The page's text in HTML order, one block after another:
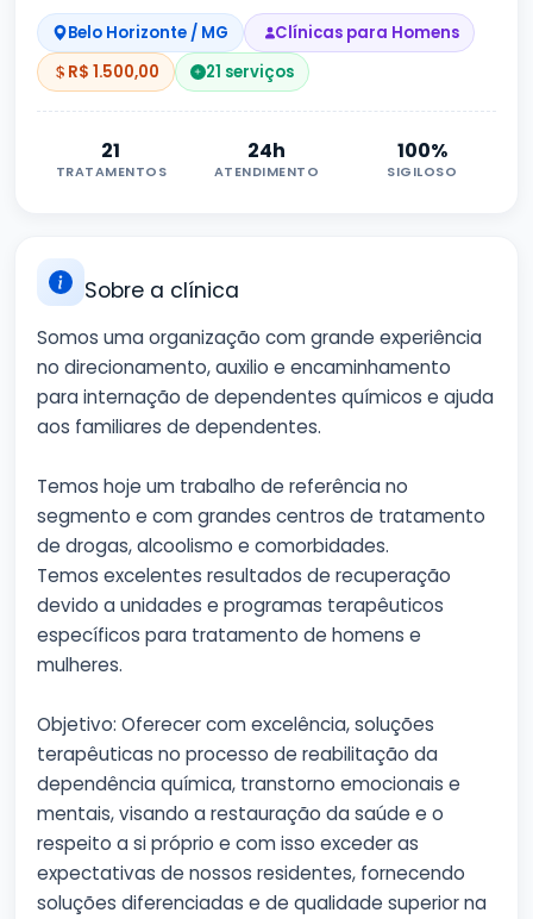
Belo Horizonte / MG
Clínicas para Homens
R$ 1.500,00
21 serviços
21
TRATAMENTOS
24h
ATENDIMENTO
100%
SIGILOSO
Sobre a clínica
Somos uma organização com grande experiência
no direcionamento, auxilio e encaminhamento
para internação de dependentes químicos e ajuda
aos familiares de dependentes.
Temos hoje um trabalho de referência no
segmento e com grandes centros de tratamento
de drogas, alcoolismo e comorbidades.
Temos excelentes resultados de recuperação
devido a unidades e programas terapêuticos
específicos para tratamento de homens e
mulheres.
Objetivo: Oferecer com excelência, soluções
terapêuticas no processo de reabilitação da
dependência química, transtorno emocionais e
mentais, visando a restauração da saúde e o
respeito a si próprio e com isso exceder as
expectativas de nossos residentes, fornecendo
soluções diferenciadas e de qualidade superior na